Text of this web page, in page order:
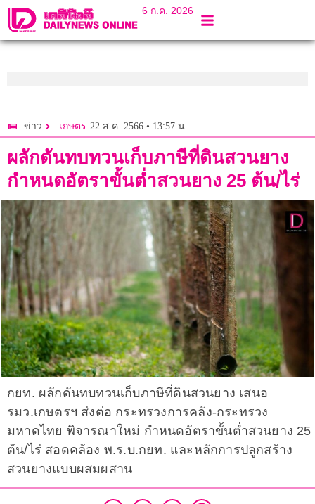
6 ก.ค. 2026
ข่าว เกษตร 22 ส.ค. 2566 • 13:57 น.
ผลักดันทบทวนเก็บภาษีที่ดินสวนยาง
กำหนดอัตราขั้นต่ำสวนยาง 25 ต้น/ไร่
กยท. ผลักดันทบทวนเก็บภาษีที่ดินสวนยาง เสนอ
รมว.เกษตรฯ ส่งต่อ กระทรวงการคลัง-กระทรวง
มหาดไทย พิจารณาใหม่ กำหนดอัตราขั้นต่ำสวนยาง 25
ต้น/ไร่ สอดคล้อง พ.ร.บ.กยท. และหลักการปลูกสร้าง
สวนยางแบบผสมผสาน